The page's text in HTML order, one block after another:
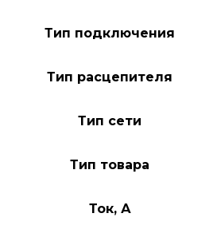
Тип подключения
Тип расцепителя
Тип сети
Тип товара
Ток, А